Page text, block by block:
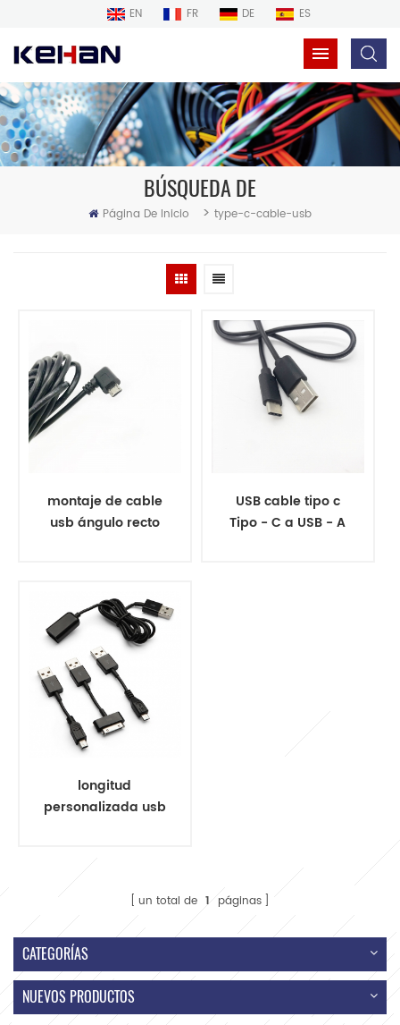
EN FR DE ES
BÚSQUEDA DE
Página De Inicio > type-c-cable-usb
montaje de cable
usb ángulo recto
USB cable tipo c
Tipo - C a USB - A
longitud
personalizada usb
un total de 1 páginas
CATEGORÍAS
NUEVOS PRODUCTOS